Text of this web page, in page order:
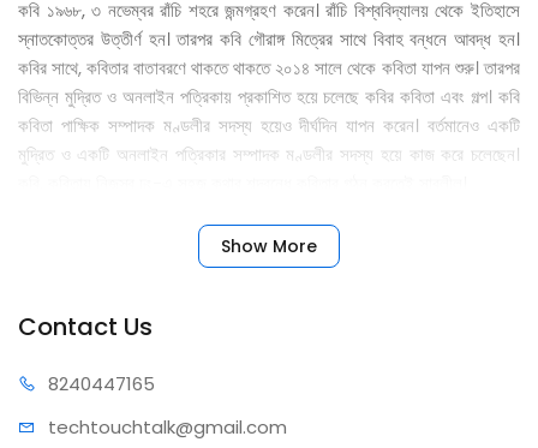
কবি ১৯৬৮, ৩ নভেম্বর রাঁচি শহরে জন্মগ্রহণ করেন। রাঁচি বিশ্ববিদ্যালয় থেকে ইতিহাসে
স্নাতকোত্তর উত্তীর্ণ হন। তারপর কবি গৌরাঙ্গ মিত্রের সাথে বিবাহ বন্ধনে আবদ্ধ হন।
কবির সাথে, কবিতার বাতাবরণে থাকতে থাকতে ২০১৪ সালে থেকে কবিতা যাপন শুরু। তারপর
বিভিন্ন মুদ্রিত ও অনলাইন পত্রিকায় প্রকাশিত হয়ে চলেছে কবির কবিতা এবং গল্প। কবি
কবিতা পাক্ষিক সম্পাদক মণ্ডলীর সদস্য হয়েও দীর্ঘদিন যাপন করেন। বর্তমানেও একটি
মুদ্রিত ও একটি অনলাইন পত্রিকার সম্পাদক মণ্ডলীর সদস্য হয়ে কাজ করে চলেছেন।
Show More
Contact Us
8240447165
techtouchtalk@gmail.com